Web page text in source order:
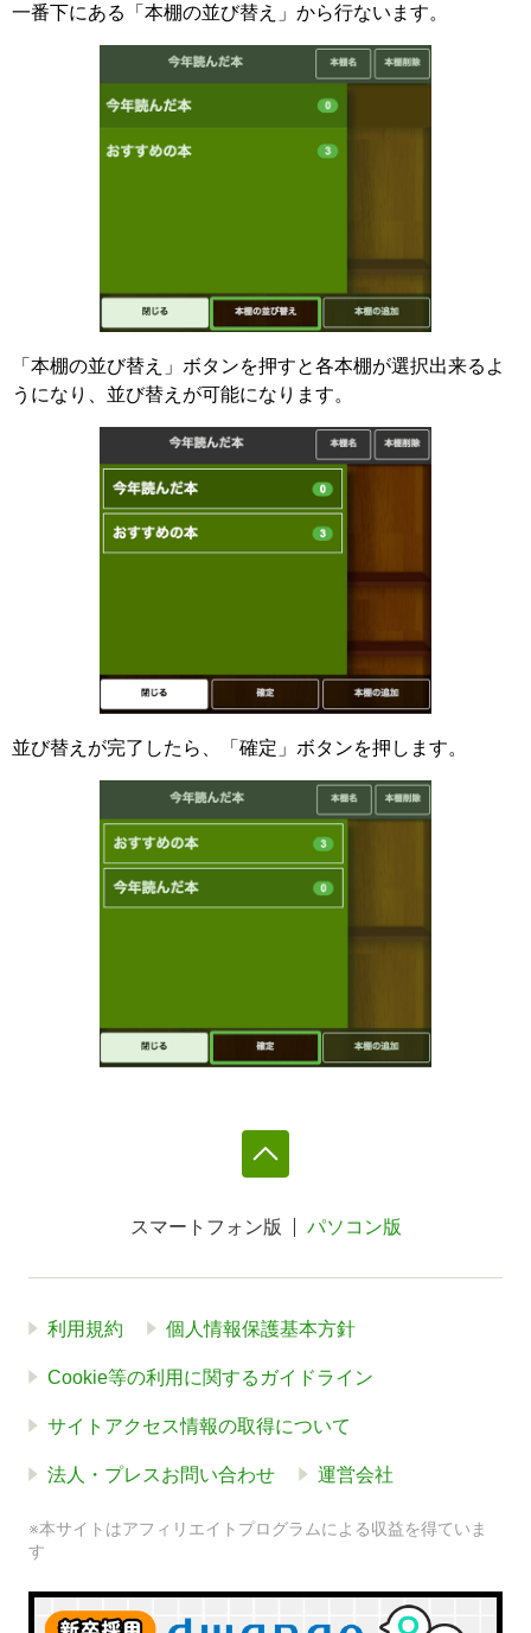
一番下にある「本棚の並び替え」から行ないます。
「本棚の並び替え」ボタンを押すと各本棚が選択出来るよ
うになり、並び替えが可能になります。
並び替えが完了したら、「確定」ボタンを押します。
スマートフォン版 パソコン版
利用規約 個人情報保護基本方針
Cookie等の利用に関するガイドライン
サイトアクセス情報の取得について
法人・プレスお問い合わせ 運営会社
※本サイトはアフィリエイトプログラムによる収益を得ていま
す